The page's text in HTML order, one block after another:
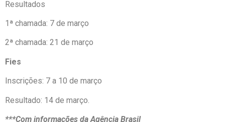
Resultados
1ª chamada: 7 de março
2ª chamada: 21 de março
Fies
Inscrições: 7 a 10 de março
Resultado: 14 de março.
***Com informações da Agência Brasil